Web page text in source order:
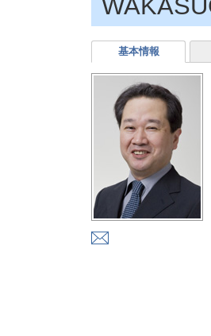
基本情報